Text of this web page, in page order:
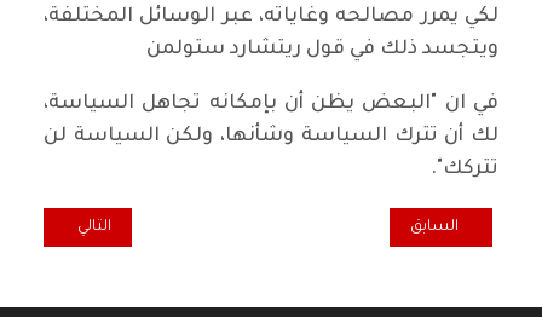
لكي يمرر مصالحه وغاياته، عبر الوسائل المختلفة،
ويتجسد ذلك في قول ريتشارد ستولمن
في ان "البعض يظن أن بإمكانه تجاهل السياسة،
لك أن تترك السياسة وشأنها، ولكن السياسة لن
تتركك".
المقال السابق: الثابت والمتغير في عقلية الطبقة السياسية العراقية ..
السابق المقال التالي:
التالي